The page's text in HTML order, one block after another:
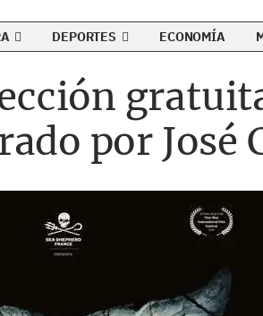
DEPORTES ECONOMÍA
por José